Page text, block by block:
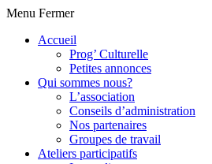
Menu Fermer
Accueil
Prog’ Culturelle
Petites annonces
Qui sommes nous?
L’association
Conseils d’administration
Nos partenaires
Groupes de travail
Ateliers participatifs